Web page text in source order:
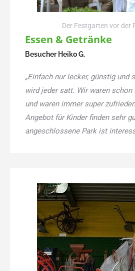
Der Festgarten vor der
Essen & Getränke
Besucher Heiko G.
„Einfach nur lecker, günstig und
wird jeder satt. Wir waren
und waren immer super
Angebot für Kinder finden sehr
angeschlossene Park ist